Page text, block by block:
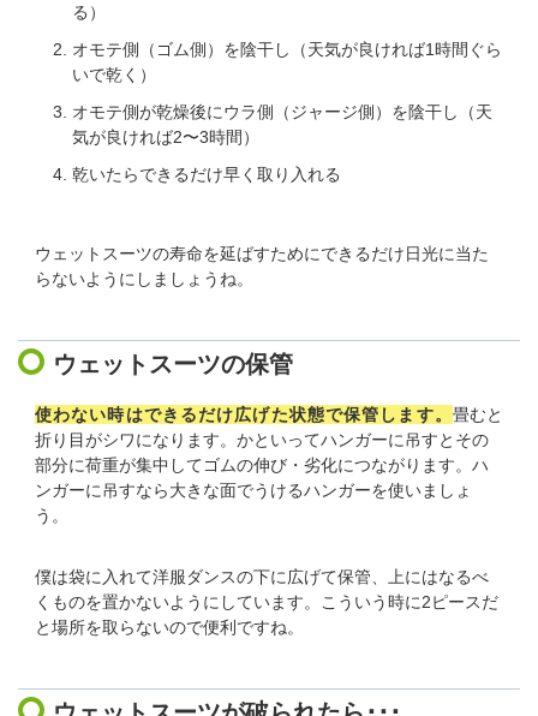
る）
オモテ側（ゴム側）を陰干し（天気が良ければ1時間ぐら
いで乾く）
オモテ側が乾燥後にウラ側（ジャージ側）を陰干し（天
気が良ければ2〜3時間）
乾いたらできるだけ早く取り入れる
ウェットスーツの寿命を延ばすためにできるだけ日光に当た
らないようにしましょうね。
ウェットスーツの保管
使わない時はできるだけ広げた状態で保管します。 畳むと
折り目がシワになります。かといってハンガーに吊すとその
部分に荷重が集中してゴムの伸び・劣化につながります。ハ
ンガーに吊すなら大きな面でうけるハンガーを使いましょ
う。
僕は袋に入れて洋服ダンスの下に広げて保管、上にはなるべ
くものを置かないようにしています。こういう時に2ピースだ
と場所を取らないので便利ですね。